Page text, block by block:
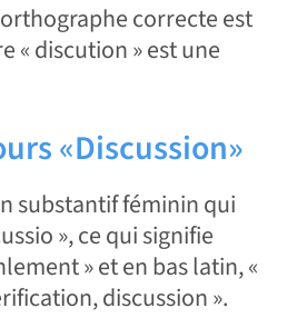
correcte est
« discution » est une
«Discussion»
substantif féminin qui
», ce qui signifie
» et en bas latin, «
discussion ».